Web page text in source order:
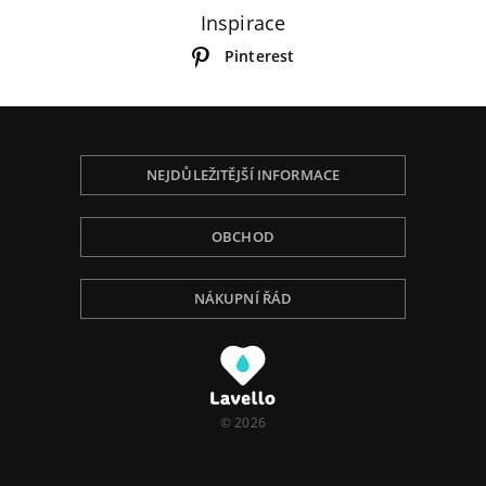
Inspirace
Pinterest
NEJDŮLEŽITĚJŠÍ INFORMACE
OBCHOD
NÁKUPNÍ ŘÁD
© 2026
Používáme Cookies, abychom Vám poskytli tu
nejlepší zkušenost při procházení, přizpůsobili
obsah na stránce, analyzovali návštěvnost a ukázali
Vám relevantní reklamu. Pro více informací navštivte
naší Politiku ochrany osobních údajů.